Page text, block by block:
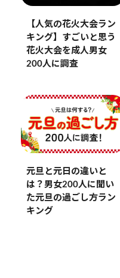
【人気の花火大会ラン
キング】すごいと思う
花火大会を成人男女
200人に調査
元旦と元日の違いと
は？男女200人に聞い
た元旦の過ごし方ラン
キング